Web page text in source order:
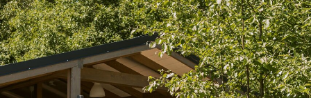
Тип недвижимости
Ремонт
Ремонт
Район